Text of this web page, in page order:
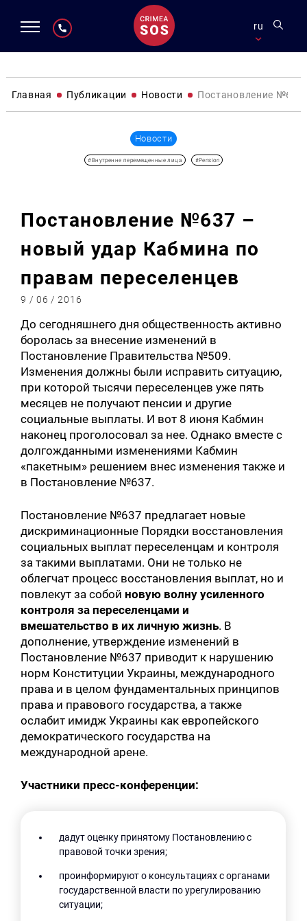
ru
Главная Публикации Новости Постановление №637
Новости
#Внутренне перемещенные лица #Pension
Постановление №637 –
новый удар Кабмина по
правам переселенцев
9 / 06 / 2016
До сегодняшнего дня общественность активно
боролась за внесение изменений в
Постановление Правительства №509.
Изменения должны были исправить ситуацию,
при которой тысячи переселенцев уже пять
месяцев не получают пенсии и другие
социальные выплаты. И вот 8 июня Кабмин
наконец проголосовал за нее. Однако вместе с
долгожданными изменениями Кабмин
«пакетным» решением внес изменения также и
в Постановление №637.
Постановление №637 предлагает новые
дискриминационные Порядки восстановления
социальных выплат переселенцам и контроля
за такими выплатами. Они не только не
облегчат процесс восстановления выплат, но и
повлекут за собой новую волну усиленного
контроля за переселенцами и
вмешательство в их личную жизнь. В
дополнение, утверждение изменений в
Постановление №637 приводит к нарушению
норм Конституции Украины, международного
права и в целом фундаментальных принципов
права и правового государства, а также
ослабит имидж Украины как европейского
демократического государства на
международной арене.
Участники пресс-конференции:
дадут оценку принятому Постановлению с
правовой точки зрения;
проинформируют о консультациях с органами
государственной власти по урегулированию
ситуации;